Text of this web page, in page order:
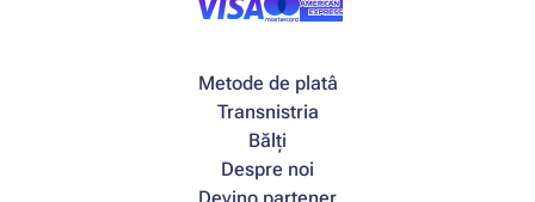
Metode de platâ
Transnistria
Bălți
Despre noi